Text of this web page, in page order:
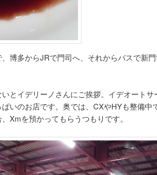
博多からJRで門司へ、それからバスで新
とイデリーノさんにご挨拶。イデオートサ
いのお店です。奥では、CXやHYも整備中
Xmを預かってもらうつもりです。